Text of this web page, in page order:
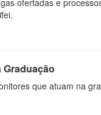
ofertadas e
Graduação
que atuam na